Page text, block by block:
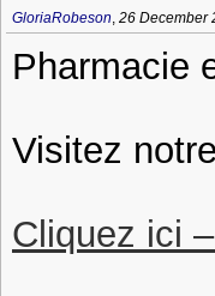
GloriaRobeson, 26 December
Pharmacie
Visitez
Cliquez ici